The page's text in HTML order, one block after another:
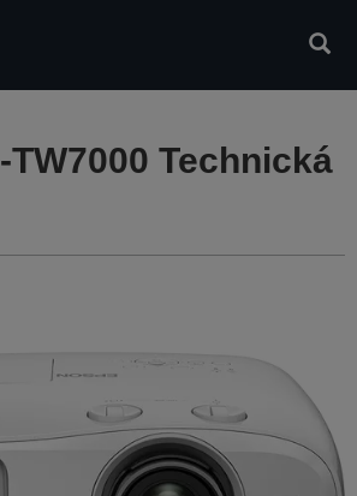
TW7000 Technická